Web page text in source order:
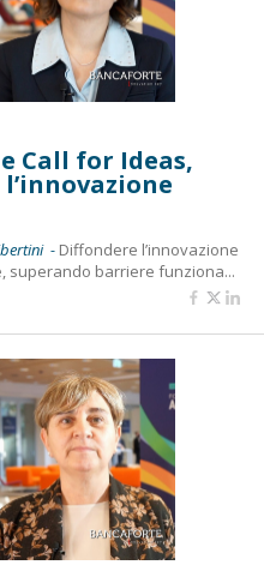
Call for Ideas,
- Diffondere l’innovazione
superando barriere funziona...